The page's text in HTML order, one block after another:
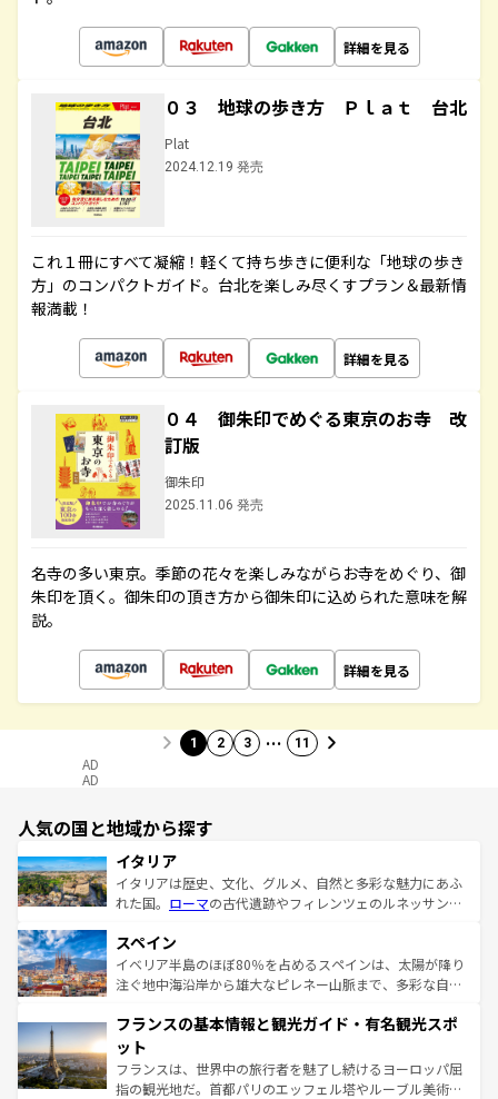
詳細を見る
０３ 地球の歩き方 Ｐｌａｔ 台北
Plat
2024.12.19 発売
これ１冊にすべて凝縮！軽くて持ち歩きに便利な「地球の歩き
方」のコンパクトガイド。台北を楽しみ尽くすプラン＆最新情
報満載！
詳細を見る
０４ 御朱印でめぐる東京のお寺 改
訂版
御朱印
2025.11.06 発売
名寺の多い東京。季節の花々を楽しみながらお寺をめぐり、御
朱印を頂く。御朱印の頂き方から御朱印に込められた意味を解
説。
詳細を見る
1 2 3 … 11
AD
AD
人気の国と地域から探す
イタリア
イタリアは歴史、文化、グルメ、自然と多彩な魅力にあふ
れた国。 ローマの古代遺跡やフィレンツェのルネッサンス
ろん、トスカーナの美しい田園風景やアマルフィ海岸の絶
景など、自然景観も見逃せない。観光の合間には、本場の
ピザやパスタなど、絶品のイタリア料理を堪能することも
ませてくれるイタリアで、忘れられない旅をしてみよう！
なお、新着のイタリア情報は
しい。
スペイン
イベリア半島のほぼ80％を占めるスペインは、太陽が降り
注ぐ地中海沿岸から雄大なピレネー山脈まで、多彩な自然
文化が根付くこの国では、情熱的なフラメンコ、熱気あふ
れる闘牛、そして美味しいタパスが生活の一部となってい
る。首都マドリードの洗練された雰囲気や、バルセロナの
アートに溢れた街角から、地方では古代ローマ遺跡や中世
フランスの基本情報と観光ガイド・有名観光スポ
ット
フランスは、世界中の旅行者を魅了し続けるヨーロッパ屈
指の観光地だ。首都パリのエッフェル塔やルーブル美術館